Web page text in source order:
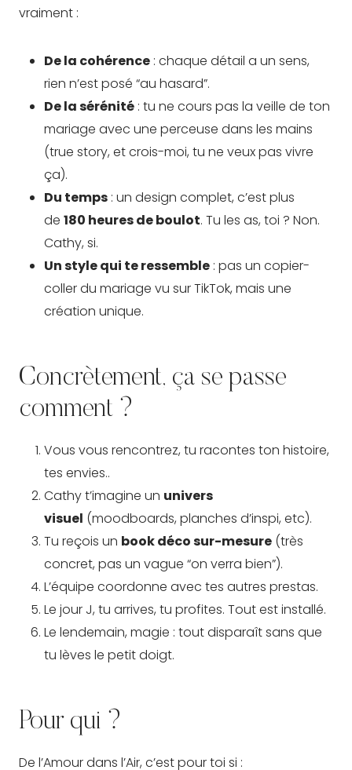
vraiment :
De la cohérence : chaque détail a un sens,
rien n’est posé “au hasard”.
De la sérénité : tu ne cours pas la veille de ton
mariage avec une perceuse dans les mains
(true story, et crois-moi, tu ne veux pas vivre
ça).
Du temps : un design complet, c’est plus
de 180 heures de boulot. Tu les as, toi ? Non.
Cathy, si.
Un style qui te ressemble : pas un copier-
coller du mariage vu sur TikTok, mais une
création unique.
Concrètement, ça se passe
comment ?
Vous vous rencontrez, tu racontes ton histoire,
tes envies..
Cathy t’imagine un univers
visuel (moodboards, planches d’inspi, etc).
Tu reçois un book déco sur-mesure (très
concret, pas un vague “on verra bien”).
L’équipe coordonne avec tes autres prestas.
Le jour J, tu arrives, tu profites. Tout est installé.
Le lendemain, magie : tout disparaît sans que
tu lèves le petit doigt.
Pour qui ?
De l’Amour dans l’Air, c’est pour toi si :